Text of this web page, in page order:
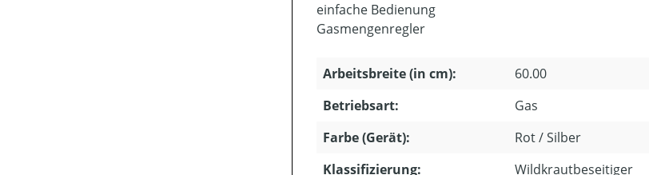
einfache Bedienung
Gasmengenregler
Arbeitsbreite (in cm):
60.00
Betriebsart:
Gas
Farbe (Gerät):
Rot / Silber
Klassifizierung:
Wildkrautbeseitiger